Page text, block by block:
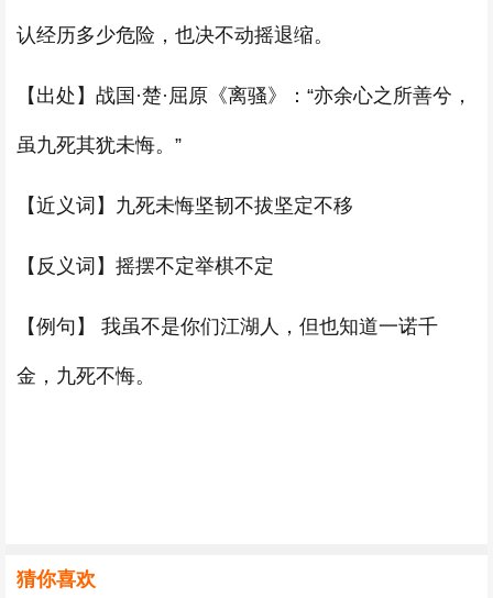
认经历多少危险，也决不动摇退缩。
【出处】战国·楚·屈原《离骚》：“亦余心之所善兮，
虽九死其犹未悔。”
【近义词】九死未悔坚韧不拔坚定不移
【反义词】摇摆不定举棋不定
【例句】 我虽不是你们江湖人，但也知道一诺千
金，九死不悔。
猜你喜欢